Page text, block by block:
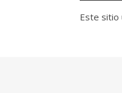
Este sitio